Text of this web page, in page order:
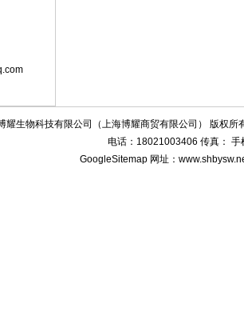
耀生物科技有限公司（上海博耀商贸有限公司） 版权所
电话：18021003406 传真： 手
GoogleSitemap 网址：